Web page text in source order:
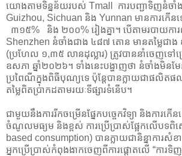
យោងតាមទិន្នន័យរបស់ Tmall ការបញ្ជាទិញនំចាំ
Guizhou, Sichuan និង Yunnan មានការកើ
៣១៥% និង ២០០% រៀងគ្នា។ បើតាមរបាយ
Shenzhen នំចាំងជាង ៤៨៧ តោន មានតម្លៃជា
(ប្រហែល ១,៣៥ លានដុល្លារ) ត្រូវបាននាំចេញទៅ
ឧសភា ឆ្នាំ២០២៦។ ទាំងនេះបង្ហាញថា នំចាំងមិនមែ
ប្រពៃណីក្នុងពិធីបុណ្យទេ ប៉ុន្តែបានក្លាយជាផលិតផល
តម្លៃពិតប្រាកដតាមរយៈទីផ្សារទំនើប។
ជាមួយនឹងការរីកចម្រើនផ្នែកបច្ចេកវិទ្យា និងការកើ
ចំណូលមធ្យម និងខ្ពស់ ការប្រើប្រាស់ផ្អែកលើបទ
based consumption) បានក្លាយជានិន្នាការសំ
អ្នកប្រើប្រាស់កំពុងងាកចេញពីការផ្តោតលើ “ការទិ